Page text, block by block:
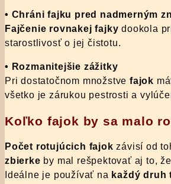
• Chráni fajku pred nadmerným
Fajčenie rovnakej fajky dookola
starostlivosť o jej čistotu.
• Rozmanitejšie zážitky
Pri dostatočnom množstve fajok
všetko je zárukou pestrosti a
Koľko fajok by sa malo
Počet rotujúcich fajok závisí od
zbierke by mal rešpektovať aj to,
Ideálne je používať na každý druh